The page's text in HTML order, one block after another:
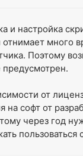
и настройка
отнимает много
Поэтому
предусмотрен.
от
на софт от
через год
пользоваться